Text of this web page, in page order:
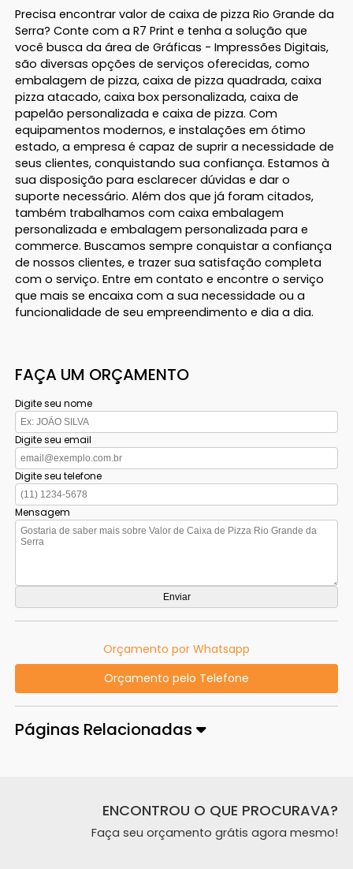
Precisa encontrar valor de caixa de pizza Rio Grande da
Serra? Conte com a R7 Print e tenha a solução que
você busca da área de Gráficas - Impressões Digitais,
são diversas opções de serviços oferecidas, como
embalagem de pizza, caixa de pizza quadrada, caixa
pizza atacado, caixa box personalizada, caixa de
papelão personalizada e caixa de pizza. Com
equipamentos modernos, e instalações em ótimo
estado, a empresa é capaz de suprir a necessidade de
seus clientes, conquistando sua confiança. Estamos à
sua disposição para esclarecer dúvidas e dar o
suporte necessário. Além dos que já foram citados,
também trabalhamos com caixa embalagem
personalizada e embalagem personalizada para e
commerce. Buscamos sempre conquistar a confiança
de nossos clientes, e trazer sua satisfação completa
com o serviço. Entre em contato e encontre o serviço
que mais se encaixa com a sua necessidade ou a
funcionalidade de seu empreendimento e dia a dia.
FAÇA UM ORÇAMENTO
Digite seu nome
Digite seu email
Digite seu telefone
Mensagem
Orçamento por Whatsapp
Orçamento pelo Telefone
Páginas Relacionadas
ENCONTROU O QUE PROCURAVA?
Faça seu orçamento grátis agora mesmo!